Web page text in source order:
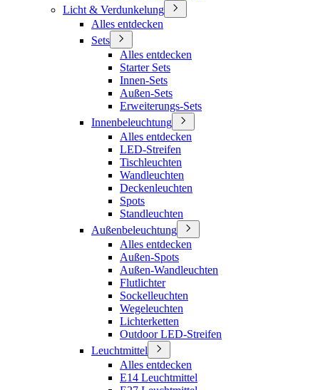
Licht & Verdunkelung
Alles entdecken
Sets
Alles entdecken
Starter Sets
Innen-Sets
Außen-Sets
Erweiterungs-Sets
Innenbeleuchtung
Alles entdecken
LED-Streifen
Tischleuchten
Wandleuchten
Deckenleuchten
Spots
Standleuchten
Außenbeleuchtung
Alles entdecken
Außen-Spots
Außen-Wandleuchten
Flutlichter
Sockelleuchten
Wegeleuchten
Lichterketten
Outdoor LED-Streifen
Leuchtmittel
Alles entdecken
E14 Leuchtmittel